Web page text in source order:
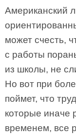
Американский
может счесть,
с работы
из школы, не
Но вот при
поймет, что
которые иначе
временем, все